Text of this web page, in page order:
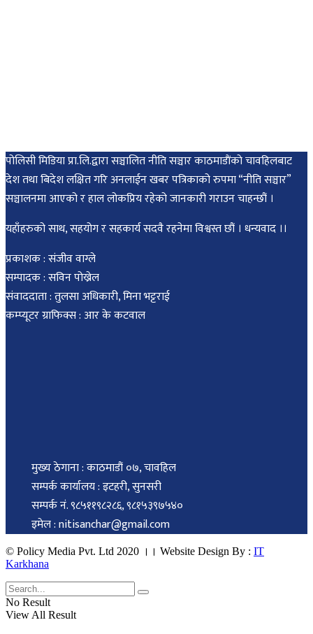
पोलिसी मिडिया प्रा.लि.द्वारा सञ्चालित नीति सञ्चार काठमाडाैंकाे चावहिलबाट
देश तथा बिदेश लक्षित गरि अनलाईन खबर पत्रिकाको रुपमा “नीति सञ्चार”
सञ्चालनमा आएको र हाल लोकप्रिय रहेको जानकारी गराउन चाहन्छौं ।
यहाँहरुको साथ, सहयोग र सहकार्य सदवै रहनेमा विश्वस्त छौं । धन्यवाद ।।
प्रकाशक : संजीव वाग्ले
सम्पादक : सविन पोख्रेल
संवाददाता : तुलसा अधिकारी, मिना भट्टराई
कम्प्यूटर ग्राफिक्स : आर के कटवाल
मुख्य ठेगाना : काठमाडौं ०७, चावहिल
सम्पर्क कार्यालय : इटहरी, सुनसरी
सम्पर्क नं. ९८५११९८२८६, ९८१५३९७५४०
इमेल : nitisanchar@gmail.com
© Policy Media Pvt. Ltd 2020 ।। Website Design By : IT
Karkhana
No Result
View All Result